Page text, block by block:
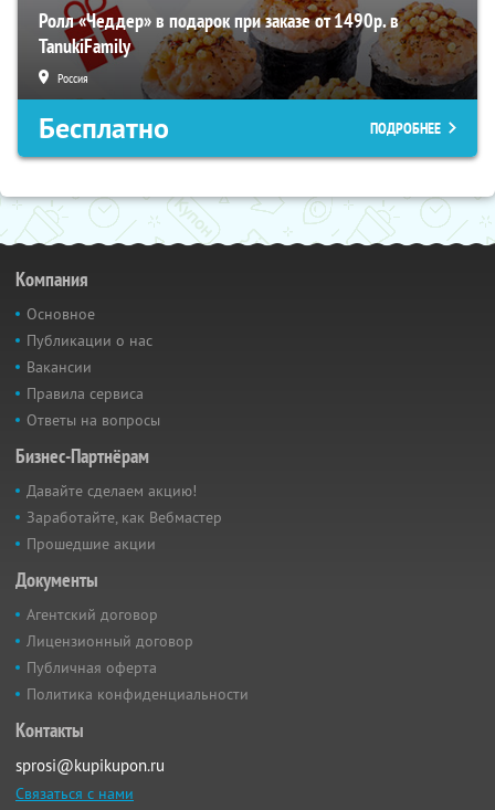
Ролл «Чеддер» в подарок при заказе от 1490р. в
TanukiFamily
Россия
Бесплатно ПОДРОБНЕЕ
Компания
Основное
Публикации о нас
Вакансии
Правила сервиса
Ответы на вопросы
Бизнес-Партнёрам
Давайте сделаем акцию!
Заработайте, как Вебмастер
Прошедшие акции
Документы
Агентский договор
Лицензионный договор
Публичная оферта
Политика конфиденциальности
Контакты
sprosi@kupikupon.ru
Связаться с нами